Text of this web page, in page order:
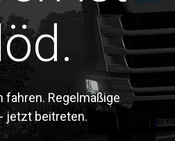
Regelmäßige
jetzt beitreten.